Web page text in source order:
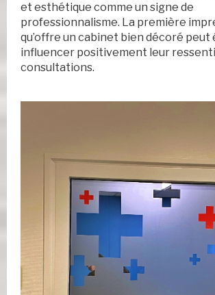
et esthétique comme un signe de
professionnalisme. La première
qu’offre un cabinet bien décoré peut
influencer positivement leur
consultations.